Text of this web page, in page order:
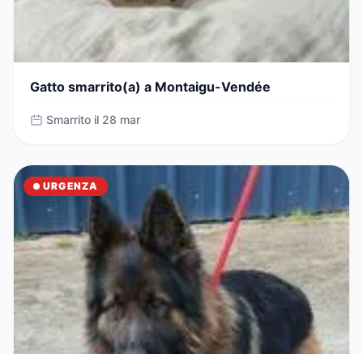
Gatto smarrito(a) a Montaigu-Vendée
Smarrito il 28 mar
URGENZA